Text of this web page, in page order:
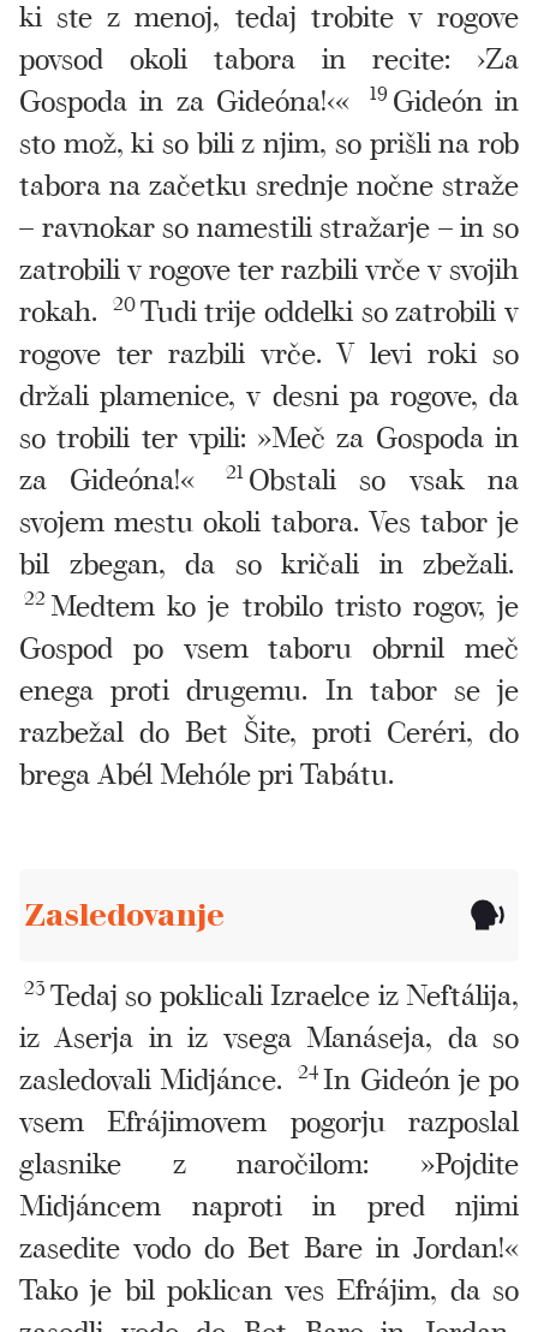
ki ste z menoj, tedaj trobite v rogove
povsod okoli tabora in recite: ›Za
Gospoda in za Gideóna!‹«
19 Gideón in
sto mož, ki so bili z njim, so prišli na rob
tabora na začetku srednje nočne straže
– ravnokar so namestili stražarje – in so
zatrobili v rogove ter razbili vrče v svojih
rokah. 20Tudi trije oddelki so zatrobili v
rogove ter razbili vrče. V levi roki so
držali plamenice, v desni pa rogove, da
so trobili ter vpili: »Meč za Gospoda in
za Gideóna!«
21 Obstali so vsak na
svojem mestu okoli tabora. Ves tabor je
bil zbegan, da so kričali in zbežali.
22Medtem ko je trobilo tristo rogov, je
Gospod po vsem taboru obrnil meč
enega proti drugemu. In tabor se je
razbežal do Bet Šite, proti Ceréri, do
brega Abél Mehóle pri Tabátu.
Zasledovanje
23 Tedaj so poklicali Izraelce iz Neftálija,
iz Aserja in iz vsega Manáseja, da so
zasledovali Midjánce.
24In Gideón je po
vsem Efrájimovem pogorju razposlal
glasnike z naročilom: »Pojdite
Midjáncem naproti in pred njimi
zasedite vodo do Bet Bare in Jordan!«
Tako je bil poklican ves Efrájim, da so